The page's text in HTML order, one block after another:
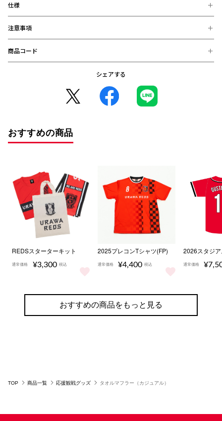
｢We are Reds!｣と｢Urawa Reds｣のロゴが入ったカジュアルなタオルマ
フラーです。
仕様
【素材】
綿100%
【サイズ】
注意事項
※お届け後の、お客様都合による、返品、交換は出来ません。ご注意く
ださい。
メーカー・機種・画面設定等により、実際の商品の色と異なって見える
※デザインなどの仕様が予告なく変更になることがございます。
○コンビニ決済をご利用のお客様へ○
自動的にキャンセルとなりますので、十分にご注意下さい。
※2020年12月1日から、振り込み期限が7日から3日に短縮となりまし
商品コード
シェアする
おすすめの商品
REDSスターターキット
通常価格 ¥3,300 税込
REDSスターターキット をもっと見る
2025プレコンTシャツ(FP)
通常価格 ¥4,400 税込
2025プレコンTシャツ(FP) をもっ
2026スタジ
通常価格
おすすめの商品をもっと見る
TOP 商品一覧 応援観戦グッズ タオルマフラー（カジュアル）